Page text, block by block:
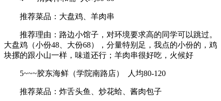
推荐菜品：大盘鸡、羊肉串
推荐理由：路边小馆子，对环境要求高的同学可以跳过。
大盘鸡（小份48、大份68），分量特别足，我点的小份的，鸡
块摞的跟小山一样，味道还行；羊肉串很好吃，火候好
5~~~胶东海鲜（学院南路店） 人均80-120
推荐菜品：炸舌头鱼、炒花蛤、酱肉包子